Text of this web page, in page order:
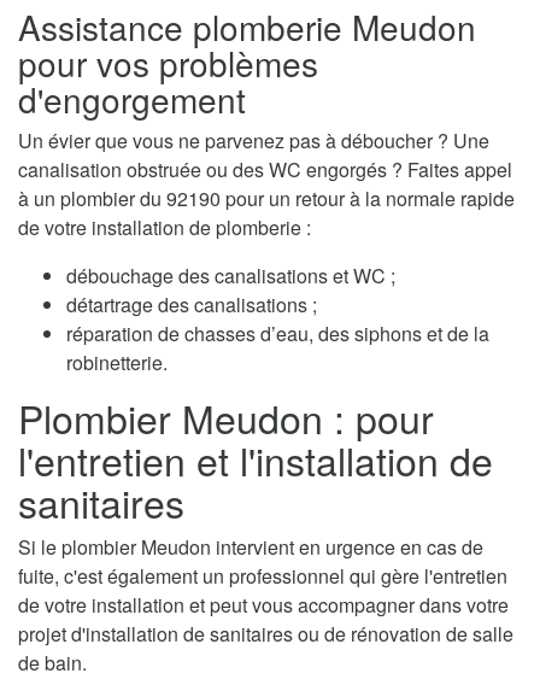
Assistance plomberie Meudon
pour vos problèmes
d'engorgement
Un évier que vous ne parvenez pas à déboucher ? Une
canalisation obstruée ou des WC engorgés ? Faites appel
à un plombier du 92190 pour un retour à la normale rapide
de votre installation de plomberie :
débouchage des canalisations et WC ;
détartrage des canalisations ;
réparation de chasses d’eau, des siphons et de la
robinetterie.
Plombier Meudon : pour
l'entretien et l'installation de
sanitaires
Si le plombier Meudon intervient en urgence en cas de
fuite, c'est également un professionnel qui gère l'entretien
de votre installation et peut vous accompagner dans votre
projet d'installation de sanitaires ou de rénovation de salle
de bain.